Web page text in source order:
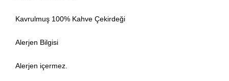
Kavrulmuş 100% Kahve Çekirdeği
Alerjen Bilgisi
Alerjen içermez.